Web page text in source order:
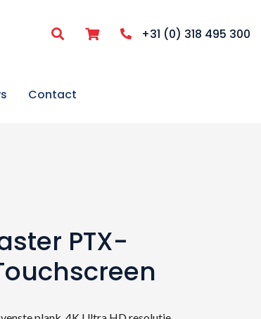
item +31 (0) 318 495 300
Contact
PTX-